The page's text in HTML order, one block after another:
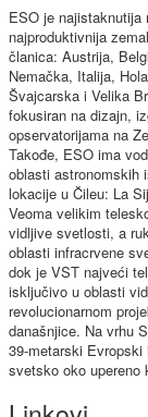
ESO je najistaknutija
najproduktivnija
članica: Austrija,
Nemačka, Italija,
Švajcarska i Velika
fokusiran na dizajn,
opservatorijama na
Takođe, ESO ima
oblasti astronomskih
lokacije u Čileu: La
Veoma velikim
vidljive svetlosti, a
oblasti infracrvene
dok je VST najveći
isključivo u oblasti
revolucionarnom
današnjice. Na vrhu
39-metarski
svetsko oko upereno